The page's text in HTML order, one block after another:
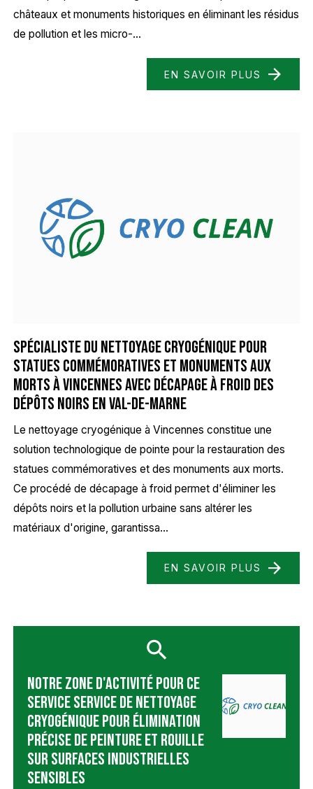
châteaux et monuments historiques en éliminant les résidus
de pollution et les micro-...
EN SAVOIR PLUS
Spécialiste du nettoyage cryogénique pour
statues commémoratives et monuments aux
morts à Vincennes avec décapage à froid des
dépôts noirs en Val-de-Marne
Le nettoyage cryogénique à Vincennes constitue une
solution technologique de pointe pour la restauration des
statues commémoratives et des monuments aux morts.
Ce procédé de décapage à froid permet d'éliminer les
dépôts noirs et la pollution urbaine sans altérer les
matériaux d'origine, garantissa...
EN SAVOIR PLUS
Notre zone d'activité pour ce
service Service de nettoyage
cryogénique pour élimination
précise de peinture et rouille
sur surfaces industrielles
sensibles